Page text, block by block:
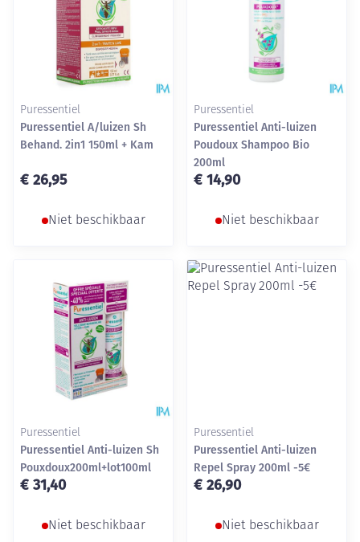
Puressentiel
Puressentiel A/luizen Sh
Behand. 2in1 150ml + Kam
€ 26,95
Niet beschikbaar
Puressentiel
Puressentiel Anti-luizen
Poudoux Shampoo Bio
200ml
€ 14,90
Niet beschikbaar
Puressentiel
Puressentiel Anti-luizen Sh
Pouxdoux200ml+lot100ml
€ 31,40
Niet beschikbaar
Puressentiel
Puressentiel Anti-luizen
Repel Spray 200ml -5€
€ 26,90
Niet beschikbaar